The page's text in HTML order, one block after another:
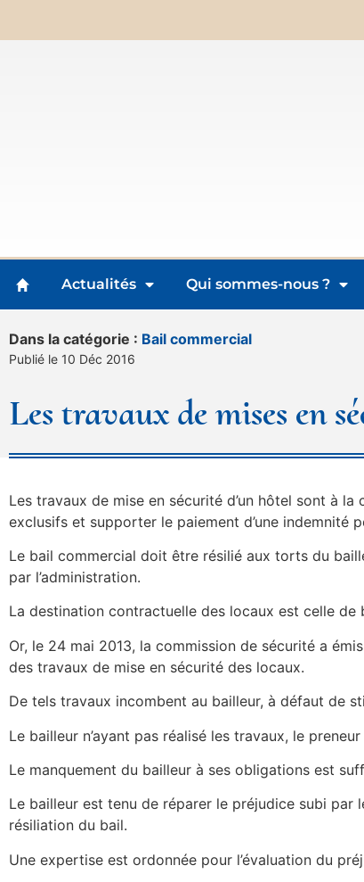
Actualités Qui sommes-nous ?
Dans la catégorie : Bail commercial
Publié le 10 Déc 2016
Les travaux de mises en
Les travaux de mise en sécurité d’un hôtel sont à
exclusifs et supporter le paiement d’une indemnité
Le bail commercial doit être résilié aux torts du
par l’administration.
La destination contractuelle des locaux est celle
Or, le 24 mai 2013, la commission de sécurité a
des travaux de mise en sécurité des locaux.
De tels travaux incombent au bailleur, à défaut de
Le bailleur n’ayant pas réalisé les travaux, le
Le manquement du bailleur à ses obligations est
Le bailleur est tenu de réparer le préjudice subi
résiliation du bail.
Une expertise est ordonnée pour l’évaluation du